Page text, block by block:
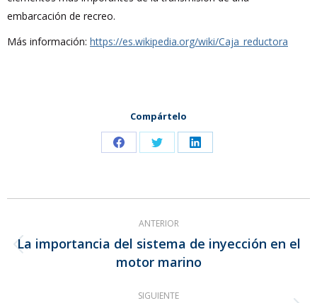
embarcación de recreo.
Más información: https://es.wikipedia.org/wiki/Caja_reductora
Compártelo
Share
Facebook
Share
Twitter
Share
LinkedIn
entre
publicaciones
ANTERIOR
Publicación
anterior:
La importancia del sistema de inyección en el
motor marino
SIGUIENTE